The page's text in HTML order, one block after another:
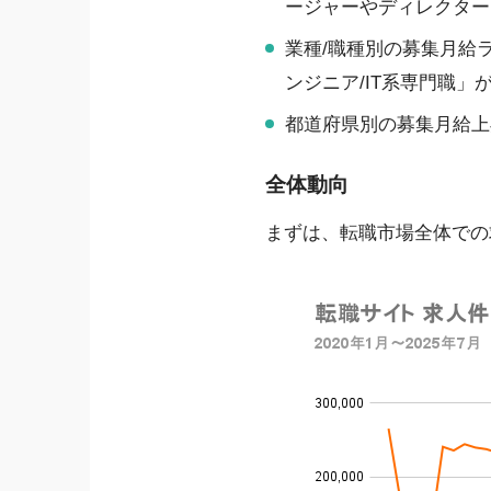
ージャーやディレクタ
業種/職種別の募集月給
ンジニア/IT系専門職」
都道府県別の募集月給
全体動向
まずは、転職市場全体で